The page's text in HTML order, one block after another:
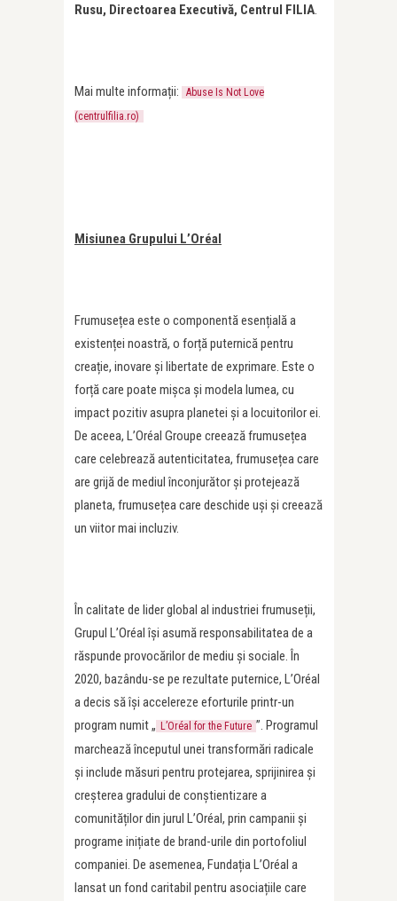
Rusu, Directoarea Executivă, Centrul FILIA
Mai multe informații:
Abuse Is Not Love
(centrulfilia.ro)
Misiunea Grupului L’Oréal
Frumusețea este o componentă esențială a
existenței noastră, o forță puternică pentru
creație, inovare și libertate de exprimare. Este o
forță care poate mișca și modela lumea, cu
impact pozitiv asupra planetei și a locuitorilor ei.
De aceea, L’Oréal Groupe creează frumusețea
care celebrează autenticitatea, frumusețea care
are grijă de mediul înconjurător și protejează
planeta, frumusețea care deschide uși și creează
un viitor mai incluziv.
În calitate de lider global al industriei frumuseții,
Grupul L’Oréal își asumă responsabilitatea de a
răspunde provocărilor de mediu și sociale. În
2020, bazându-se pe rezultate puternice, L’Oréal
a decis să își accelereze eforturile printr-un
program numit „ L’Oréal for the Future ”. Programul
marchează începutul unei transformări radicale
și include măsuri pentru protejarea, sprijinirea și
creșterea gradului de conștientizare a
comunităților din jurul L’Oréal, prin campanii și
programe inițiate de brand-urile din portofoliul
companiei. De asemenea, Fundația L’Oréal a
lansat un fond caritabil pentru asociațiile care